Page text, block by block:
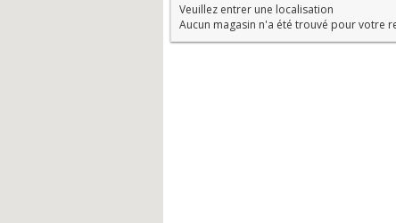
Veuillez entrer une localisation
Aucun magasin n'a été trouvé pour votre